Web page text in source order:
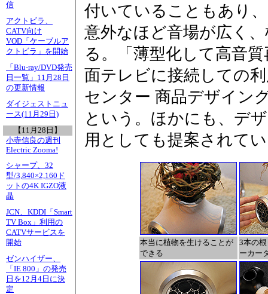
信
アクトビラ、
CATV向け
VOD「ケーブルア
クトビラ」を開始
「Blu-ray/DVD発売
日一覧」11月28日
の更新情報
ダイジェストニュ
ース(11月29日)
【11月28日】
小寺信良の週刊
Electric Zooma!
シャープ、32
型/3,840×2,160ド
ットの4K IGZO液
晶
JCN、KDDI「Smart
TV Box」利用の
CATVサービスを
開始
ゼンハイザー、
「IE 800」の発売
日を12月4日に決
定
付いていることもあり
意外なほど音場が広く
る。「薄型化して高音
面テレビに接続しての
センター 商品デザイン
という。ほかにも、デ
用としても提案されて
本当に植物を生けることが
できる
3本の
ーカー